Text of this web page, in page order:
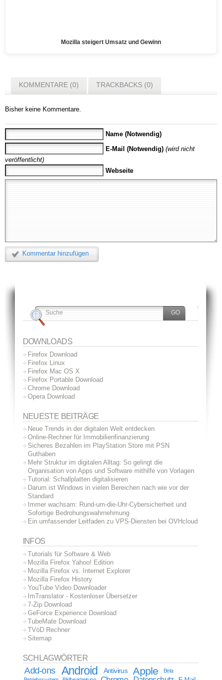
Mozilla steigert Umsatz und Gewinn
KOMMENTARE (0) TRACKBACKS (0)
Bisher keine Kommentare.
Name (Notwendig)
E-Mail (Notwendig) (wird nicht
veröffentlicht)
Webseite
Kommentar hinzufügen
DOWNLOADS
Firefox Download
Firefox Linux
Firefox Mac OS X
Firefox Portable Download
Chrome Download
Opera Download
NEUESTE BEITRÄGE
Neue Trends in der digitalen Welt entdecken
Online-Rechner für Immobilienfinanzierung
Sicheres Bezahlen im PlayStation Store mit PSN
Guthaben
Mehr Struktur im digitalen Alltag: So gelingt die
Organisation von Apps und Software mithilfe von Vorlagen
Tutorial: Schallplatten digitalisieren
Darum ist Windows in vielen Bereichen nach wie vor der
Standard
Immer wachsam: Rund-um-die-Uhr-Cybersicherheit und
Sofortige Bedrohungswahrnehmung
Ein umfassender Leitfaden zu VPS-Diensten bei OVHcloud
INFOS
Tutorials für Software & Web
Mozilla Firefox Yahoo! Edition
Mozilla Firefox vs. Internet Explorer
Mozilla Firefox History
YouTube Video Downloader
ImTranslator - Kostenloser Übersetzer
7-Zip Download
GeForce Experience Download
TubeMate Download
TVöD Rechner
Sitemap
SCHLAGWÖRTER
Add-ons Android Antivirus Apple
Beta